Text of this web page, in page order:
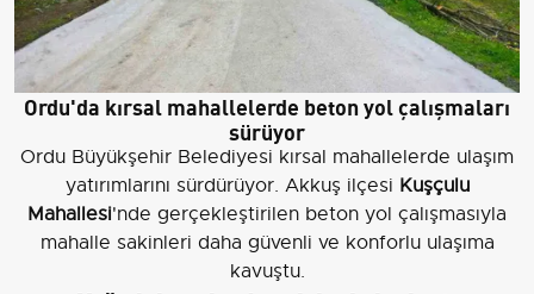
Ordu'da kırsal mahallelerde beton yol çalışmaları
sürüyor
Ordu Büyükşehir Belediyesi kırsal mahallelerde ulaşım
yatırımlarını sürdürüyor. Akkuş ilçesi Kuşçulu
Mahallesi'nde gerçekleştirilen beton yol çalışmasıyla
mahalle sakinleri daha güvenli ve konforlu ulaşıma
kavuştu.